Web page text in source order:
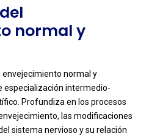
normal y
envejecimiento normal y
especialización intermedio-
Profundiza en los procesos
las modificaciones
sistema nervioso y su relación